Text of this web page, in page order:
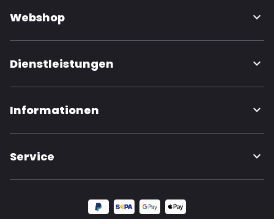
Webshop
Dienstleistungen
Informationen
Service